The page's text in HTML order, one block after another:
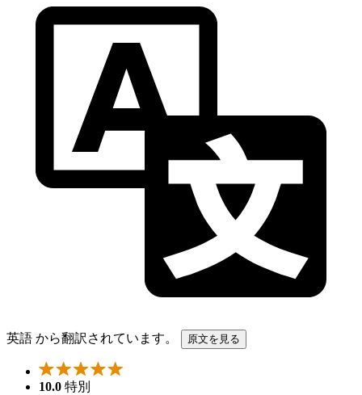
英語 から翻訳されています。 原文を見る
10.0 特別